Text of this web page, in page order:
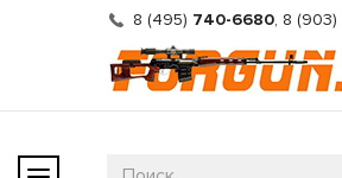
8 (495) 740-6680, 8 (903)